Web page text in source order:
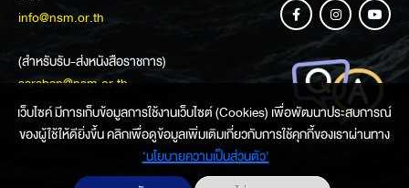
info@nsm.or.th
(สำหรับรับ-ส่งหนังสือราชการ)
saraban@nsm.or.th
ช่องทางการสอบถามข้อมูล
เว็บไซค์ มีการเก็บข้อมูลการใช้งานเว็บไซต์ (Cookies) เพื่อพัฒนาประสบการณ์
ของผู้ใช้ให้ดียิ่งขึ้น คลิกเพื่อดูข้อมูลเพิ่มเติมเกี่ยวกับการใช้คุกกี้ของเราผ่านทาง
‘นโยบายความเป็นส่วนตัว'